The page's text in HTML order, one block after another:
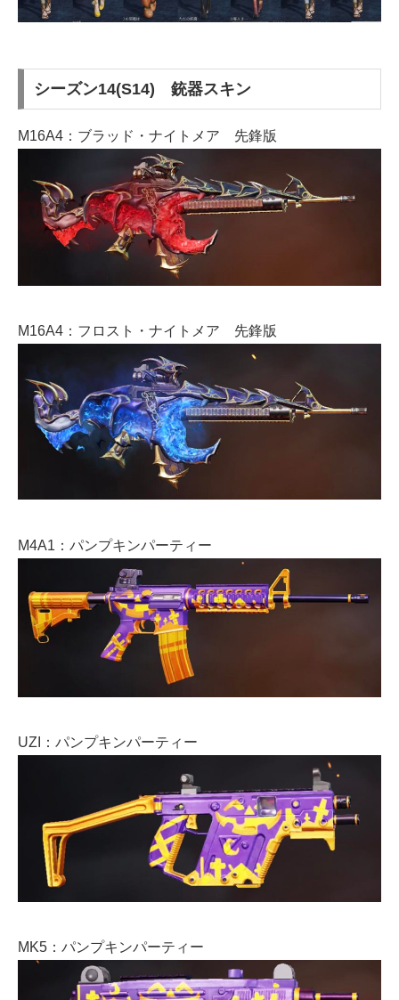
シーズン14(S14) 銃器スキン
M16A4：ブラッド・ナイトメア 先鋒版
M16A4：フロスト・ナイトメア 先鋒版
M4A1：パンプキンパーティー
UZI：パンプキンパーティー
MK5：パンプキンパーティー